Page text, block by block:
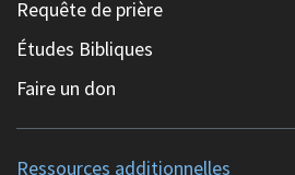
Requête de prière
Études Bibliques
Faire un don
Ressources additionnelles